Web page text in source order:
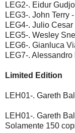
LEG2-. Eidur
LEG3-. John Terry
LEG4-. Julio Cesar
LEG5-. Wesley
LEG6-. Gianluca
LEG7-.
Limited Edition
LEH01-. Gareth
LEH01-. Gareth
Solamente 150